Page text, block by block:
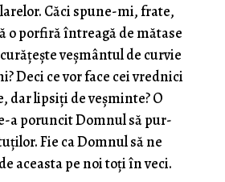
Căci spune-mi, frate,
o porfiră întreagă de mătase
veşmântul de curvie
Deci ce vor face cei vrednici
dar lipsiţi de veşminte? O
a poruncit Domnul să pur­
Fie ca Domnul să ne
aceasta pe noi toţi în veci.